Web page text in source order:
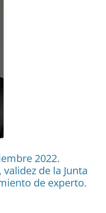
2022.
de la Junta
de experto.